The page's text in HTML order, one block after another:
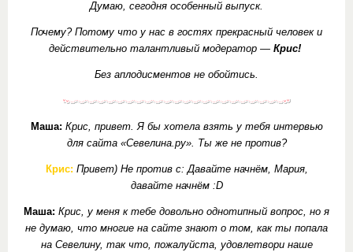
Думаю, сегодня особенный выпуск.
Почему? Потому что у нас в гостях прекрасный человек и
действительно талантливый модератор — Крис!
Без аплодисментов не обойтись.
Маша: Крис, привет. Я бы хотела взять у тебя интервью
для сайта «Севелина.ру». Ты же не против?
Крис: Привет) Не против с: Давайте начнём, Мария,
давайте начнём :D
Маша: Крис, у меня к тебе довольно однотипный вопрос, но я
не думаю, что многие на сайте знают о том, как ты попала
на Севелину, так что, пожалуйста, удовлетвори наше